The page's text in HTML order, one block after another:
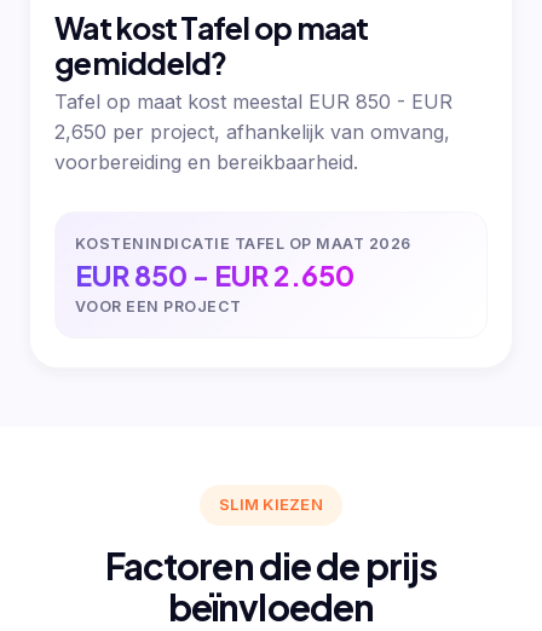
Wat kost Tafel op maat
gemiddeld?
Tafel op maat kost meestal EUR 850 - EUR
2,650 per project, afhankelijk van omvang,
voorbereiding en bereikbaarheid.
KOSTENINDICATIE TAFEL OP MAAT 2026
EUR 850 - EUR 2.650
VOOR EEN PROJECT
SLIM KIEZEN
Factoren die de prijs
beïnvloeden